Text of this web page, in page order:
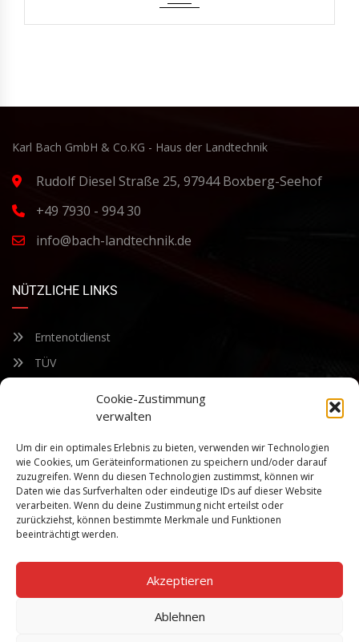
Cookie-Zustimmung
verwalten
Um dir ein optimales Erlebnis zu bieten, verwenden wir Technologien
wie Cookies, um Geräteinformationen zu speichern und/oder darauf
zuzugreifen. Wenn du diesen Technologien zustimmst, können wir
Daten wie das Surfverhalten oder eindeutige IDs auf dieser Website
verarbeiten. Wenn du deine Zustimmung nicht erteilst oder
zurückziehst, können bestimmte Merkmale und Funktionen
beeinträchtigt werden.
Akzeptieren
Ablehnen
Karl Bach GmbH & Co.KG - Haus der Landtechnik
Rudolf Diesel Straße 25, 97944 Boxberg-Seehof
+49 7930 - 994 30
info@bach-landtechnik.de
NÜTZLICHE LINKS
Erntenotdienst
TÜV
Bleiben Sie auf dem Laufenden über unsere sich ständig
weiterentwickelnden Produkteigenschaften und Technologien.
Geben Sie Ihre E-Mail-Adresse ein und abonnieren Sie unseren
Newsletter.